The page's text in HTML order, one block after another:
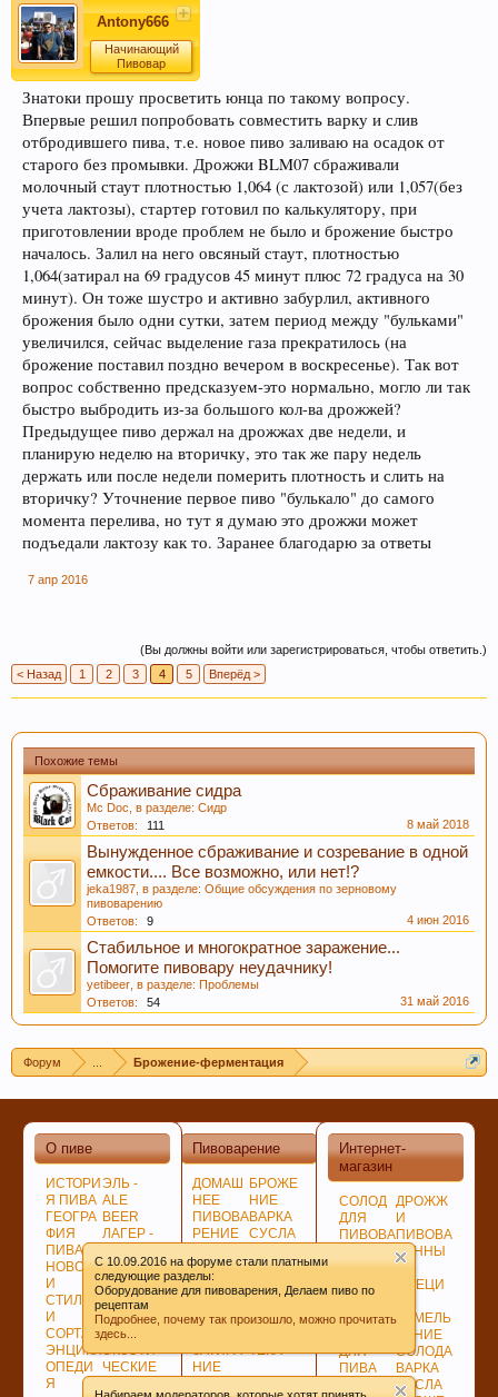
C 10.09.2016 на форуме стали платными
следующие разделы:
Оборудование для пивоварения, Делаем пиво по
рецептам
Подробнее, почему так произошло, можно прочитать
здесь...
Antony666
Начинающий
Пивовар
Знатоки прошу просветить юнца по такому вопросу.
Впервые решил попробовать совместить варку и слив
отбродившего пива, т.е. новое пиво заливаю на осадок от
старого без промывки. Дрожжи BLM07 сбраживали
молочный стаут плотностью 1,064 (с лактозой) или 1,057(без
учета лактозы), стартер готовил по калькулятору, при
приготовлении вроде проблем не было и брожение быстро
началось. Залил на него овсяный стаут, плотностью
1,064(затирал на 69 градусов 45 минут плюс 72 градуса на 30
минут). Он тоже шустро и активно забурлил, активного
брожения было одни сутки, затем период между "бульками"
увеличился, сейчас выделение газа прекратилось (на
брожение поставил поздно вечером в воскресенье). Так вот
вопрос собственно предсказуем-это нормально, могло ли так
быстро выбродить из-за большого кол-ва дрожжей?
Предыдущее пиво держал на дрожжах две недели, и
планирую неделю на вторичку, это так же пару недель
держать или после недели померить плотность и слить на
вторичку? Уточнение первое пиво "булькало" до самого
момента перелива, но тут я думаю это дрожжи может
подъедали лактозу как то. Заранее благодарю за ответы
7 апр 2016
(Вы должны войти или зарегистрироваться, чтобы ответить.)
< Назад
1 2 3 4 5 Вперёд >
Похожие темы
Сбраживание сидра
Mc Doc , в разделе: Сидр
Ответов:
111 8 май 2018
Вынужденное сбраживание и созревание в одной
емкости.... Все возможно, или нет!?
jeka1987 , в разделе: Общие обсуждения по зерновому
пивоварению
Ответов:
9 4 июн 2016
Стабильное и многократное заражение...
Помогите пивовару неудачнику!
yetibeer , в разделе: Проблемы
Ответов:
54 31 май 2016
Форум Брожение-ферментация
Интернет-
магазин
СОЛОД
ДЛЯ
ПИВОВА
НЕСОЛ
ОЖЕНО
СЫРЬЁ
ДЛЯ
ПИВА
ДРОЖЖ
И
ПИВОВА
РЕННЫ
Е
СПЕЦИ
ИЗМЕЛЬ
ЧЕНИЕ
СОЛОДА
ВАРКА
СУСЛА
О пиве
ИСТОРИ
Я ПИВА
ГЕОГРА
ФИЯ
ПИВА
НОВОСТ
И
СТИЛИ
И
СОРТА
ЭНЦИКЛ
ОПЕДИ
Я
ЭЛЬ -
ALE
BEER
ЛАГЕР -
ПО
ЦВЕТУ
ГИБРИД
НЫЕ
СОРТА
ЭКЗОТИ
ЧЕСКИЕ
Пивоварение
ДОМАШ
НЕЕ
ПИВОВА
РЕНИЕ
ОВКА,
ПРОГРА
СОВЕТ
ЗАТИРА
НИЕ
БРОЖЕ
НИЕ
ВАРКА
СУСЛА
LAGER
СОЗРЕВ
АНИЕ
ПИВА
ТЕКА